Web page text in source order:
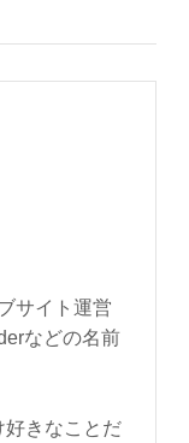
サイト運営
などの名前
好きなことだ